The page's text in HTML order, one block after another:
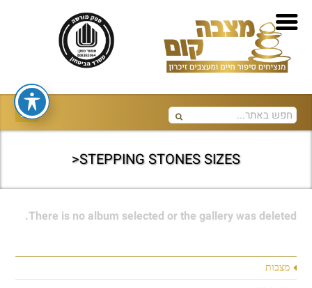
STEPPING STONES SIZES<
מצבות
There is no album selected or the gallery was deleted.